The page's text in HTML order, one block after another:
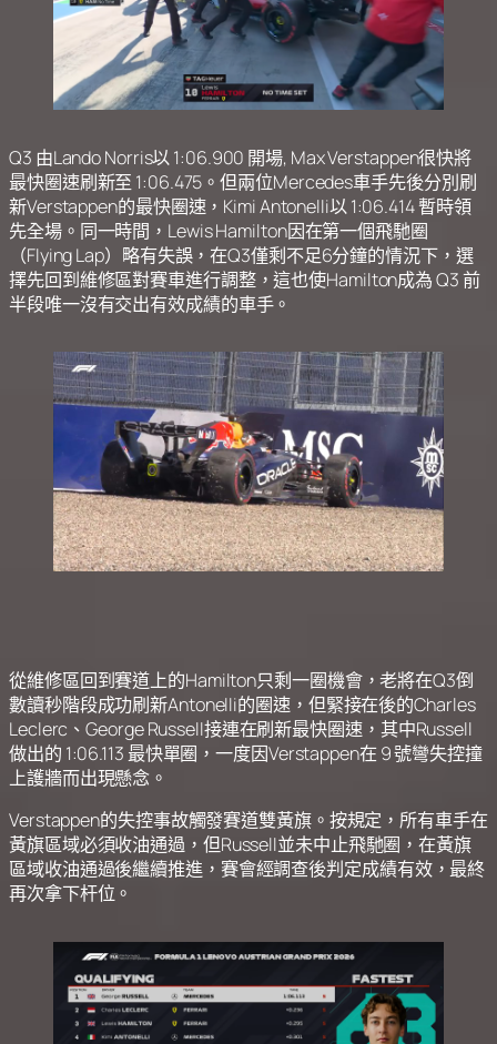
Q3 由Lando Norris以 1:06.900 開場, Max Verstappen很快將
最快圈速刷新至 1:06.475。但兩位Mercedes車手先後分別刷
新Verstappen的最快圈速，Kimi Antonelli以 1:06.414 暫時領
先全場。同一時間，Lewis Hamilton因在第一個飛馳圈
（Flying Lap）略有失誤，在Q3僅剩不足6分鐘的情況下，選
擇先回到維修區對賽車進行調整，這也使Hamilton成為 Q3 前
半段唯一沒有交出有效成績的車手。
從維修區回到賽道上的Hamilton只剩一圈機會，老將在Q3倒
數讀秒階段成功刷新Antonelli的圈速，但緊接在後的Charles
Leclerc、George Russell接連在刷新最快圈速，其中Russell
做出的 1:06.113 最快單圈，一度因Verstappen在 9 號彎失控撞
上護牆而出現懸念。
Verstappen的失控事故觸發賽道雙黃旗。按規定，所有車手在
黃旗區域必須收油通過，但Russell並未中止飛馳圈，在黃旗
區域收油通過後繼續推進，賽會經調查後判定成績有效，最終
再次拿下杆位。